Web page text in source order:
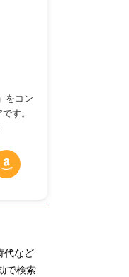
をコン
す。
代など
で検索